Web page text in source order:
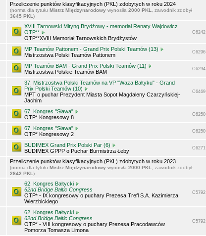
Przeliczenie punktów klasyfikacyjnych (PKL) zdobytych w roku 2024
(norma dla tytułu Mistrz Międzynarodowy wynosiła 2000 PKL
, zawodnik zdobył
3645 PKL )
XVIII Tarnowski Mityng Brydżowy - memoriał Renaty Wajdowicz
OTP**
OTP**XVIII Memoriał Tarnowskich Brydżystów
C6242
MP Teamów Pattonem - Grand Prix Polski Teamów (13)
Mistrzostwa Polski Teamów Pattonem
C6296
MP Teamów BAM - Grand Prix Polski Teamów (11)
Mistrzostwa Polskie Teamów BAM
C6294
37. Mistrzostwa Polski Teamów na VP "Waza Bałtyku" - Grand
Prix Polski Teamów (10)
MPT o puchar Prezydent Miasta Sopot Magdaleny Czarzyńskiej-
Jachim
C6469
67. Kongres "Sława"
OTP* Kongresowy 8
C6250
67. Kongres "Sława"
OTP* Kongresowy 2
C6250
BUDIMEX Grand Prix Polski Par (6)
BUDIMEX GPPP o Puchar Burmistrza Łeby
C6271
Przeliczenie punktów klasyfikacyjnych (PKL) zdobytych w roku 2023
(norma dla tytułu Mistrz Międzynarodowy wynosiła 2000 PKL
, zawodnik zdobył
2842 PKL )
62. Kongres Bałtycki
62nd Bridge Baltic Congress
OTP* - IX kongresowy o puchary Prezesa Trefl S.A. Kazimierza
Wierzbickiego
C5792
62. Kongres Bałtycki
62nd Bridge Baltic Congress
OTP* - VIII kongresowy o puchary Prezesa Pracodawców
Pomorza Tomasza Limona
C5792